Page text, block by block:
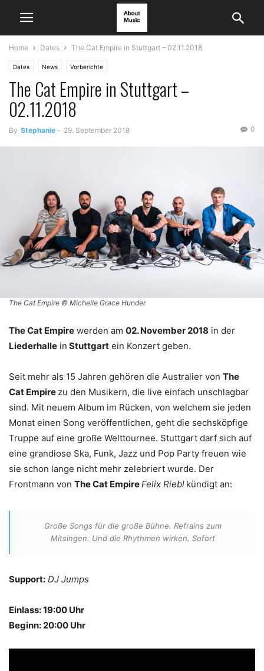
Home Dates The Cat Empire in Stuttgart – 02.11.2018
Dates News Vorberichte
The Cat Empire in Stuttgart –
02.11.2018
By Stephanie - 29. September 2018 0
The Cat Empire © Michelle Grace Hunder
The Cat Empire werden am 02. November 2018 in der
Liederhalle in Stuttgart ein Konzert geben.
Seit mehr als 15 Jahren gehören die Australier von The
Cat Empire zu den Musikern, die live einfach unschlagbar
sind. Mit neuem Album im Rücken, von welchem sie jeden
Monat einen Song veröffentlichen, geht die sechsköpfige
Truppe auf eine große Welttournee. Stuttgart darf sich auf
eine grandiose Ska, Funk, Jazz und Pop Party freuen wie
sie schon lange nicht mehr zelebriert wurde. Der
Frontmann von The Cat EmpireFelix Riebl kündigt an:
Große Songs für die große Bühne. Refrains zum
Mitsingen. Und die Rhythmen wirken. Sofort
Support: DJ Jumps
Einlass: 19:00 Uhr
Beginn: 20:00 Uhr